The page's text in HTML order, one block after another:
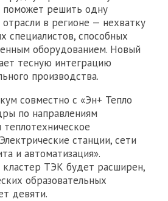
поможет решить одну
в регионе — нехватку
специалистов, способных
оборудованием. Новый
тесную интеграцию
производства.
совместно с «Эн+ Тепло
по направлениям
станции, сети
и автоматизация».
ТЭК будет расширен,
образовательных
девяти.